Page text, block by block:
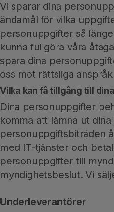
Vi sparar dina
ändamål för vilka
personuppgifter så
kunna fullgöra våra
spara dina
oss mot rättsliga
Vilka kan få tillgång till
Dina personuppgifter
komma att lämna ut
personuppgiftsbiträden
med IT-tjänster och
personuppgifter till
myndighetsbeslut. Vi
Underleverantörer